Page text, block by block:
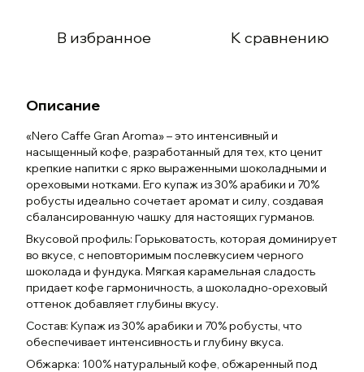
В избранное К сравнению
Описание
«Nero Caffe Gran Aroma» – это интенсивный и
насыщенный кофе, разработанный для тех, кто ценит
крепкие напитки с ярко выраженными шоколадными и
ореховыми нотками. Его купаж из 30% арабики и 70%
робусты идеально сочетает аромат и силу, создавая
сбалансированную чашку для настоящих гурманов.
Вкусовой профиль: Горьковатость, которая доминирует
во вкусе, с неповторимым послевкусием черного
шоколада и фундука. Мягкая карамельная сладость
придает кофе гармоничность, а шоколадно-ореховый
оттенок добавляет глубины вкусу.
Состав: Купаж из 30% арабики и 70% робусты, что
обеспечивает интенсивность и глубину вкуса.
Обжарка: 100% натуральный кофе, обжаренный под